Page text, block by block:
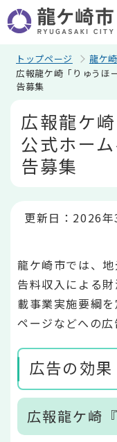
の
ペ
トップページ
龍ケ
広報龍ケ崎「りゅうほ
告募集
広報龍ケ
公式ホー
告募集
更新日：2026
龍ケ崎市では、
告料収入による
載事業実施要綱
ページなどへの広
広告の効果
広報龍ケ崎